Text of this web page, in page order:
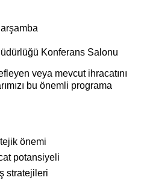
Konferans Salonu
veya mevcut ihracatını
bu önemli programa
önemi
potansiyeli
stratejileri